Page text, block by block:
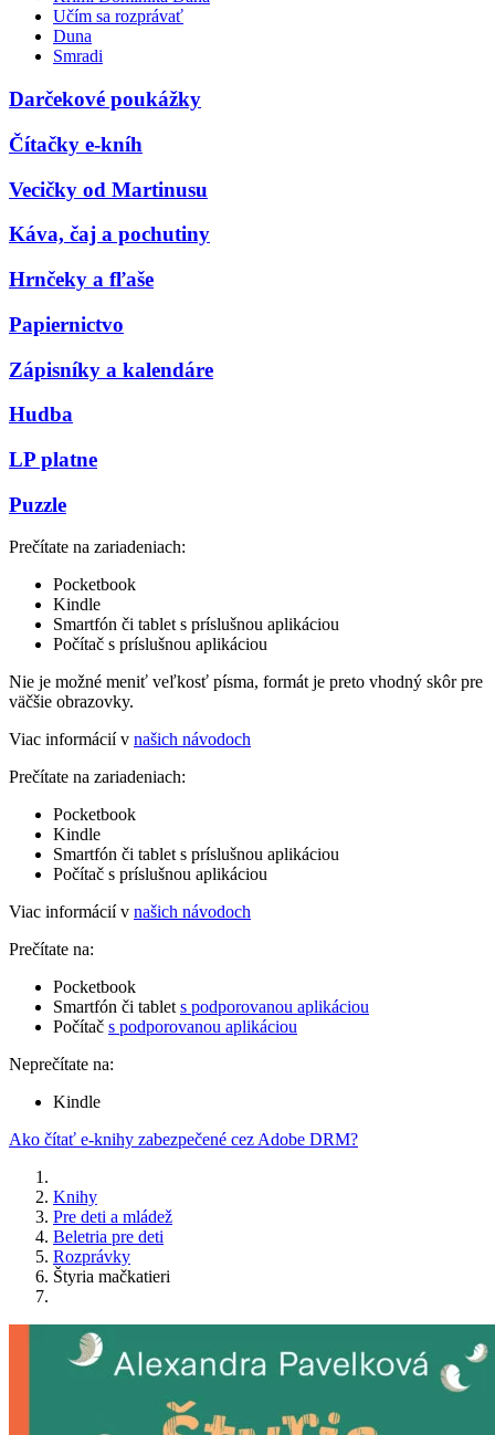
Učím sa rozprávať
Duna
Smradi
Darčekové poukážky
Čítačky e-kníh
Vecičky od Martinusu
Káva, čaj a pochutiny
Hrnčeky a fľaše
Papiernictvo
Zápisníky a kalendáre
Hudba
LP platne
Puzzle
Prečítate na zariadeniach:
Pocketbook
Kindle
Smartfón či tablet s príslušnou aplikáciou
Počítač s príslušnou aplikáciou
Nie je možné meniť veľkosť písma, formát je preto vhodný skôr pre
väčšie obrazovky.
Viac informácií v našich návodoch
Prečítate na zariadeniach:
Pocketbook
Kindle
Smartfón či tablet s príslušnou aplikáciou
Počítač s príslušnou aplikáciou
Viac informácií v našich návodoch
Prečítate na:
Pocketbook
Smartfón či tablet s podporovanou aplikáciou
Počítač s podporovanou aplikáciou
Neprečítate na:
Kindle
Ako čítať e-knihy zabezpečené cez Adobe DRM?
Knihy
Pre deti a mládež
Beletria pre deti
Rozprávky
Štyria mačkatieri